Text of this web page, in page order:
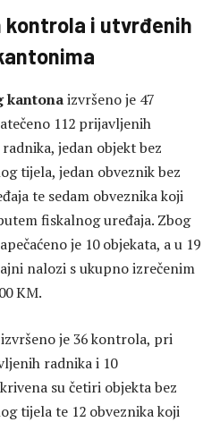
kontrola i utvrđenih
kantonaizvršeno je 47
112 prijavljenih
jedan objekt bez
tijela, jedan obveznik bez
te sedam obveznika koji
fiskalnog uređaja. Zbog
je 10 objekata, a u 19
nalozi s ukupno izrečenim
KM.
izvršeno je 36 kontrola, pri
radnika i 10
su četiri objekta bez
tijela te 12 obveznika koji